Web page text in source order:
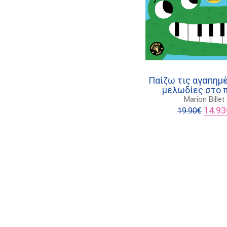
Παίζω τις
μελωδίες στο
Marion Billet
19.90€
price
14.93